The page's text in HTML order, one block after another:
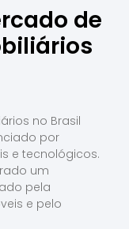
de
no Brasil
por
e tecnológicos.
um
pela
e pelo